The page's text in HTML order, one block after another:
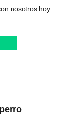
nosotros hoy